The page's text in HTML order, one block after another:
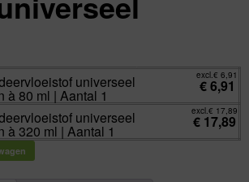
universeel
à 80 ml | Aantal 1
excl.€ 6,91
€6,91
universeel
à 320 ml | Aantal 1
excl.€ 17,89
€ 17,89